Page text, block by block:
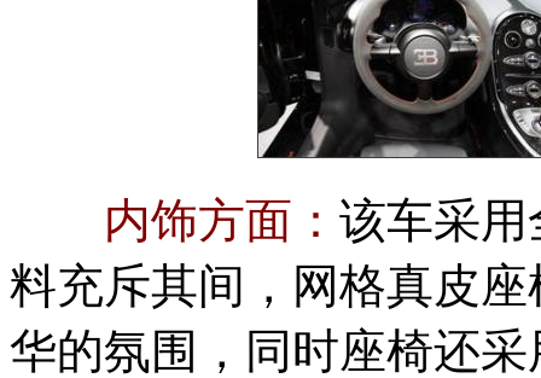
内饰方面： 该车采
料充斥其间，网格真皮
华的氛围，同时座椅还